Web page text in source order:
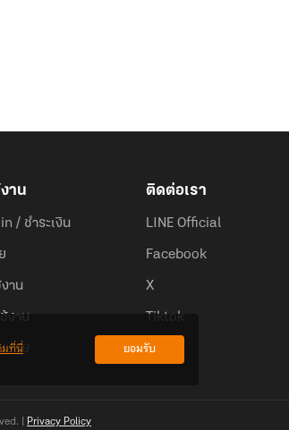
าน
/ ชำระเงิน
าน
งาน
อย
ติดต่อเรา
LINE Official
Facebook
X
Tiktok
| Privacy Policy
มที่นี่ ยอมรับ